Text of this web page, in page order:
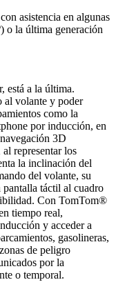
asistencia en algunas
o la última generación
está a la última.
al volante y poder
como la
por inducción, en
3D
representar los
la inclinación del
del volante, su
pantalla táctil al cuadro
Con TomTom®
tiempo real,
y acceder a
gasolineras,
de peligro
por la
o temporal.